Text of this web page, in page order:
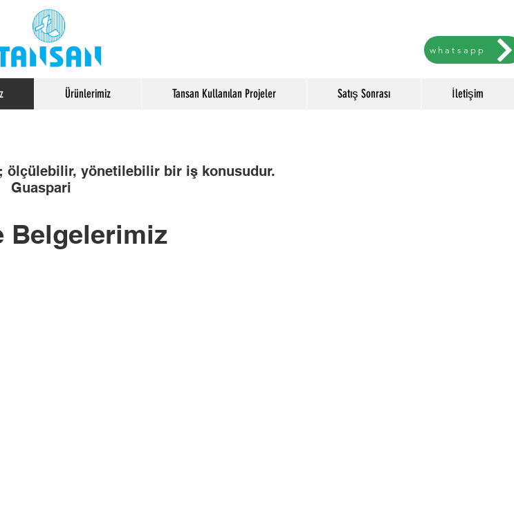
whatsapp
Ürünlerimiz Tansan Kullanılan Projeler Satış Sonrası İletişim
ölçülebilir, yönetilebilir bir iş konusudur.
Guaspari
Belgelerimiz